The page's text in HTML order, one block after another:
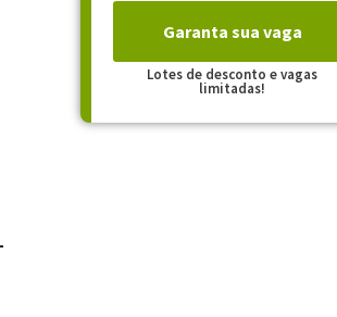
Garanta sua vaga
Lotes de desconto e vagas
limitadas!